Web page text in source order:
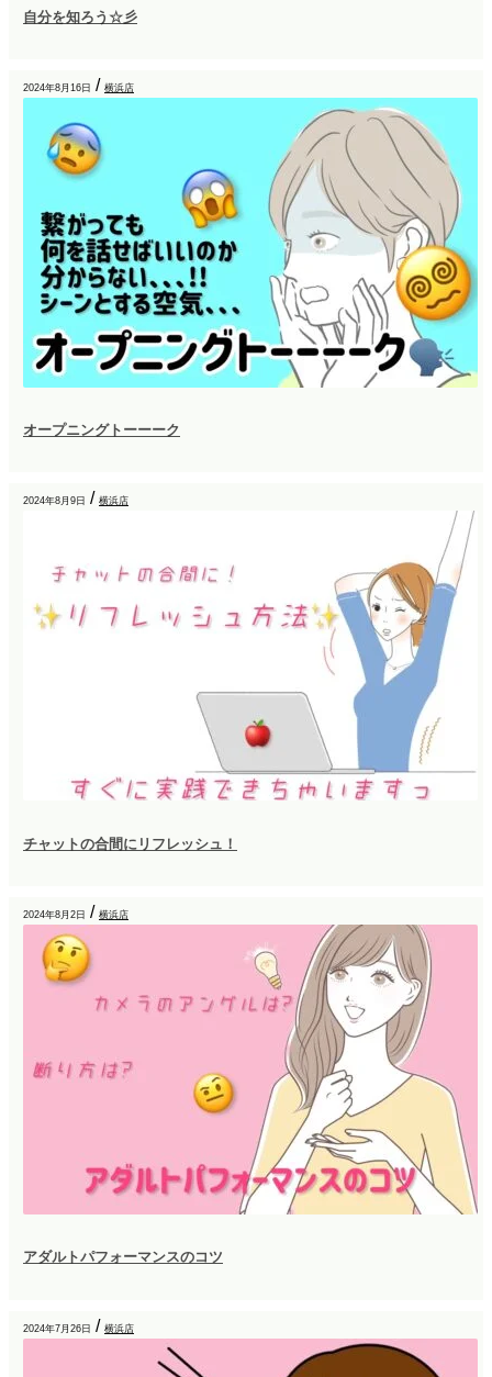
自分を知ろう☆彡
2024年8月16日 / 横浜店
オープニングトーーーク
2024年8月9日 / 横浜店
チャットの合間にリフレッシュ！
2024年8月2日 / 横浜店
アダルトパフォーマンスのコツ
2024年7月26日 / 横浜店